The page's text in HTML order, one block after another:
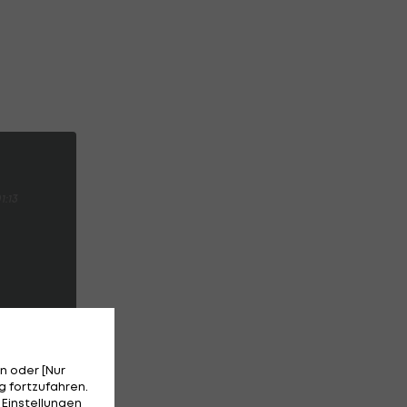
oder [Nur
fortzufahren.